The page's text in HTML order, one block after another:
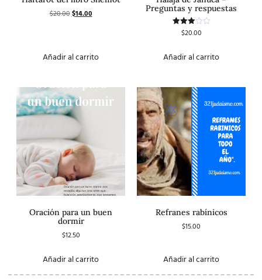
$20.00$14.00
Añadir al carrito
Preguntas y respuestas
Valorado
$20.00
Añadir al carrito
Oración para un buen
dormir
$12.50
Añadir al carrito
Refranes rabínicos
$15.00
Añadir al carrito